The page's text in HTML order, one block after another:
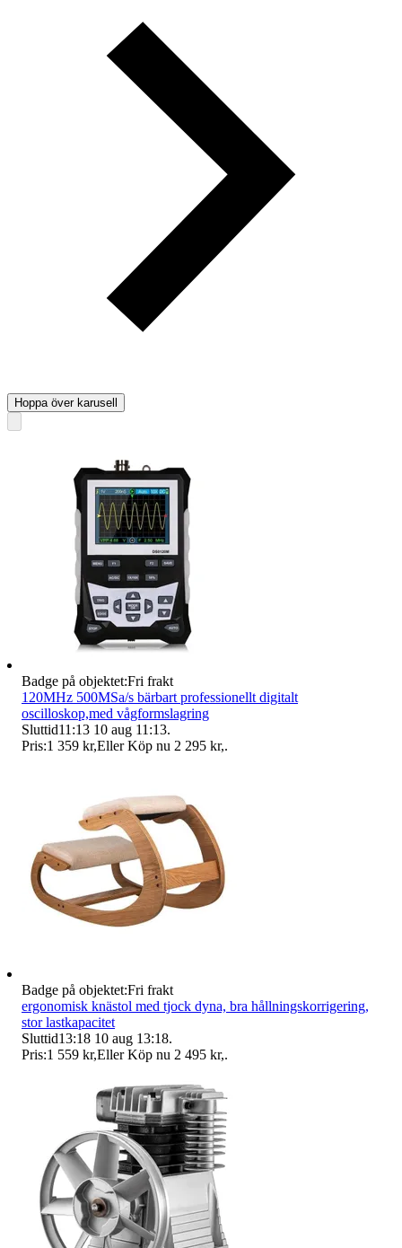
Hoppa över karusell
Badge på objektet:Fri frakt
120MHz 500MSa/s bärbart professionellt digitalt
oscilloskop,med vågformslagring
Sluttid11:13 10 aug 11:13.
Pris:1 359 kr,Eller Köp nu 2 295 kr,.
Badge på objektet:Fri frakt
ergonomisk knästol med tjock dyna, bra hållningskorrigering,
stor lastkapacitet
Sluttid13:18 10 aug 13:18.
Pris:1 559 kr,Eller Köp nu 2 495 kr,.